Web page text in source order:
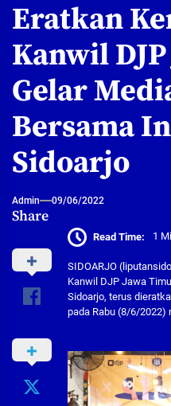
Eratkan
Kanwil
Gelar
Bersama
Sidoarjo
Admin 09/06/2022
Share
Read Time: 1
SIDOARJO
Kanwil DJP Jawa
Sidoarjo, terus
pada Rabu (8/6/2022)